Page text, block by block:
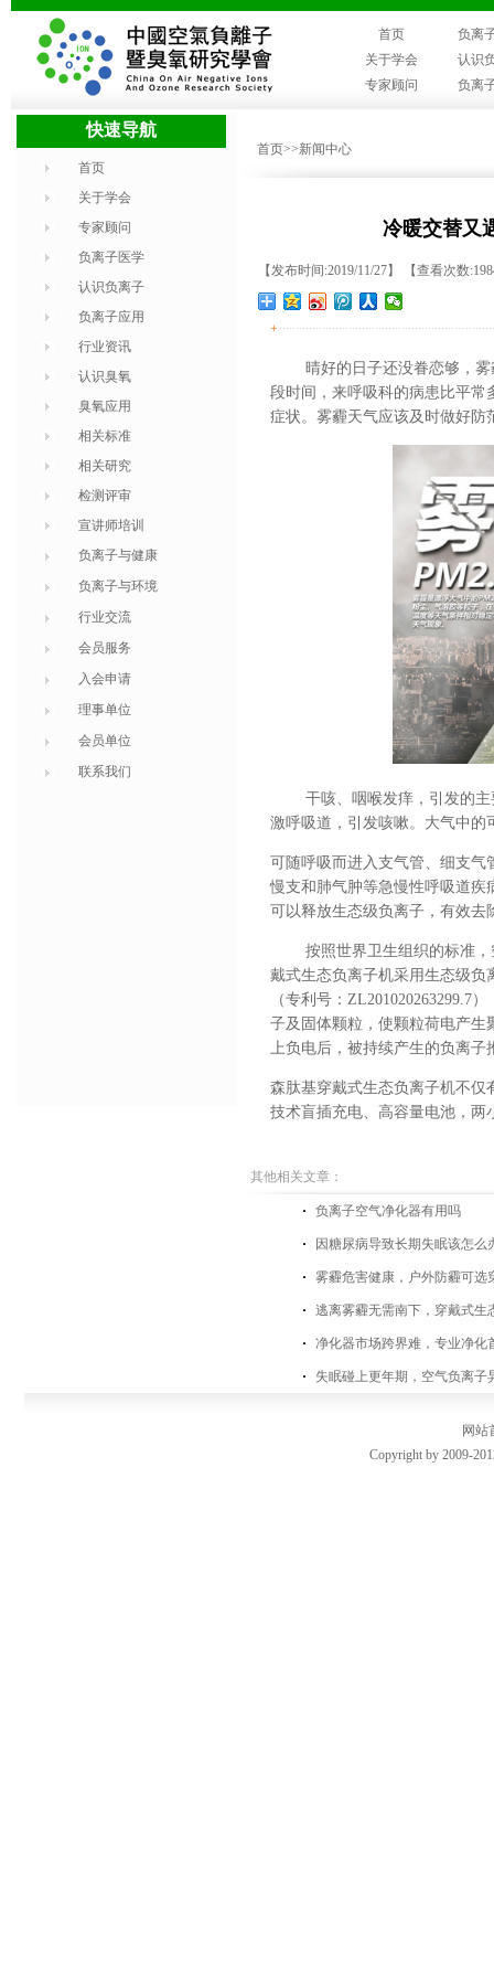
首页
负离
关于学会
认识
专家顾问
负离
快速导航
首页
关于学会
专家顾问
负离子医学
认识负离子
负离子应用
行业资讯
认识臭氧
臭氧应用
相关标准
相关研究
检测评审
宣讲师培训
负离子与健康
负离子与环境
行业交流
会员服务
入会申请
理事单位
会员单位
联系我们
首页>>新闻中心
冷暖交替又
【发布时间:2019/11/27】 【查看次数
+
晴好的日子还没眷恋够，
段时间，来呼吸科的病患比平常
症状。雾霾天气应该及时做好防
干咳、咽喉发痒，引发的
激呼吸道，引发咳嗽。大气中的
可随呼吸而进入支气管、细支气
慢支和肺气肿等急慢性呼吸道疾
可以释放生态级负离子，有效去
按照世界卫生组织的标准
戴式生态负离子机采用生态级负
（专利号： ZL201020263299.7）
子及固体颗粒，使颗粒荷电产生
上负电后，被持续产生的负离子
森肽基穿戴式生态负离子机不仅
技术盲插充电、高容量电池，两
其他相关文章：
负离子空气净化器有用吗
因糖尿病导致长期失眠该怎么
雾霾危害健康，户外防霾可选
逃离雾霾无需南下，穿戴式生
净化器市场跨界难，专业净化
失眠碰上更年期，空气负离子
网站
Copyright by 2009-